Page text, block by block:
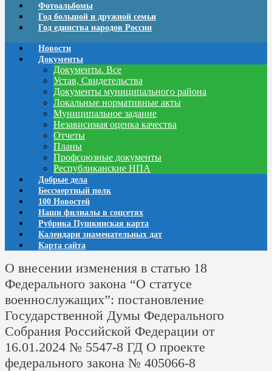
Фотоальбомы
Год большой и дружной семьи
Год единства народов России
Новости
Документы
Документы. Все
Устав, Свидетельства
Документы муниципального района
Локальные нормативные акты
Муниципальное задание
Независимая оценка качества
Отчеты
Планы
Профсоюзные документы
Республиканские НПА
Добрые дела
Бессмертный полк
100 Новостей
Наши филиалы в соцсетях
Рубрика Пушкинская карта
Календари знаменательных дат
Карта сайта
О внесении изменения в статью 18
Федерального закона “О статусе
военнослужащих”: постановление
Государственной Думы Федерального
Собрания Российской Федерации от
16.01.2024 № 5547-8 ГД О проекте
федерального закона № 405066-8